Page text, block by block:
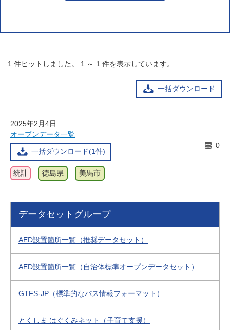
1 件ヒットしました。 1 ～ 1 件を表示しています。
一括ダウンロード
2025年2月4日
オープンデータ一覧
一括ダウンロード(1件)
0
統計 徳島県 美馬市
データセットグループ
AED設置箇所一覧（推奨データセット）
AED設置箇所一覧（自治体標準オープンデータセット）
GTFS-JP（標準的なバス情報フォーマット）
とくしま はぐくみネット（子育て支援）